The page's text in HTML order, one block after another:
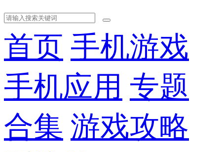
首页 手机游戏
手机应用 专题
合集 游戏攻略